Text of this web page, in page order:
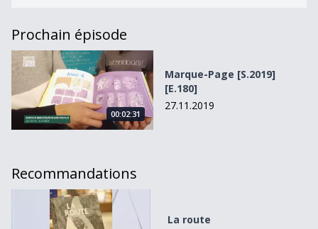
Prochain épisode
Marque-Page [S.2019][E.180]
00:02:31
Marque-Page [S.2019]
[E.180]
27.11.2019
Recommandations
La route
La route